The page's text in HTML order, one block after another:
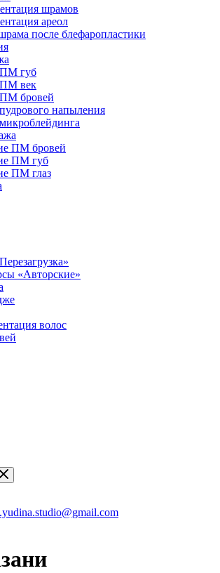
шрамов
ареол
после блефаропластики
ПМ губ
ПМ век
бровей
напыления
ПМ бровей
ПМ губ
ПМ глаз
«Авторские»
волос